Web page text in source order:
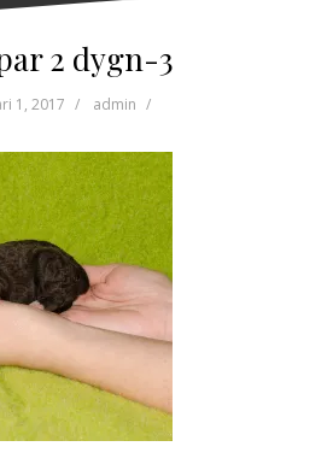
2 dygn-3
1, 2017 admin